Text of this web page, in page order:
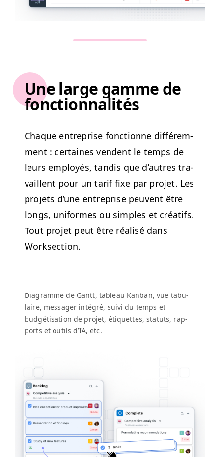
Une large gamme de
fonctionnalités
Chaque entre­prise fonc­tionne dif­férem­
ment : cer­taines vendent le temps de
leurs employés, tan­dis que d’autres tra­
vail­lent pour un tarif fixe par pro­jet. Les
pro­jets d’une entre­prise peu­vent être
longs, uni­formes ou sim­ples et créat­ifs.
Tout pro­jet peut être réal­isé dans
Worksection.
Dia­gramme de Gantt, tableau Kan­ban, vue tab­u­
laire, mes­sager inté­gré, suivi du temps et
budgéti­sa­tion de pro­jet, éti­quettes, statuts, rap­
ports et out­ils d’IA, etc.